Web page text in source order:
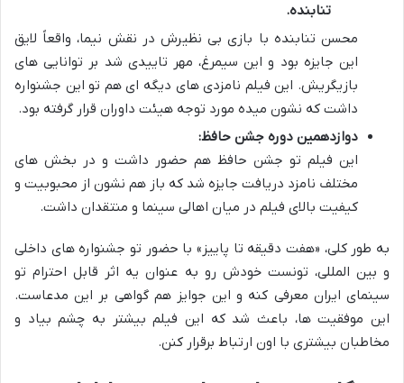
تنابنده.
محسن تنابنده با بازی بی نظیرش در نقش نیما، واقعاً لایق
این جایزه بود و این سیمرغ، مهر تاییدی شد بر توانایی های
بازیگریش. این فیلم نامزدی های دیگه ای هم تو این جشنواره
داشت که نشون میده مورد توجه هیئت داوران قرار گرفته بود.
دوازدهمین دوره جشن حافظ:
این فیلم تو جشن حافظ هم حضور داشت و در بخش های
مختلف نامزد دریافت جایزه شد که باز هم نشون از محبوبیت و
کیفیت بالای فیلم در میان اهالی سینما و منتقدان داشت.
به طور کلی، «هفت دقیقه تا پاییز» با حضور تو جشنواره های داخلی
و بین المللی، تونست خودش رو به عنوان یه اثر قابل احترام تو
سینمای ایران معرفی کنه و این جوایز هم گواهی بر این مدعاست.
این موفقیت ها، باعث شد که این فیلم بیشتر به چشم بیاد و
مخاطبان بیشتری با اون ارتباط برقرار کنن.